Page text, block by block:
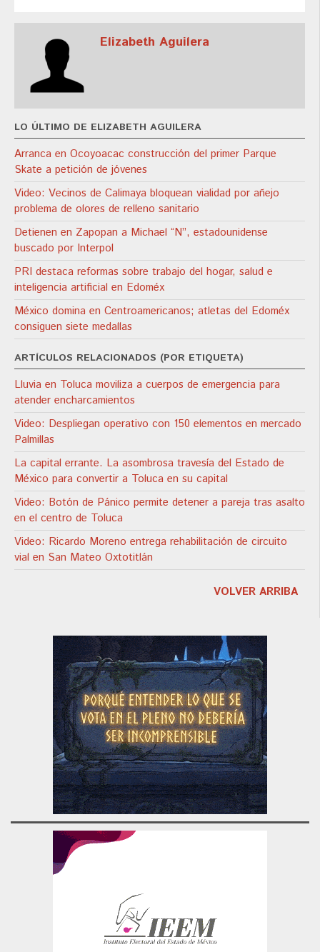
Elizabeth Aguilera
LO ÚLTIMO DE ELIZABETH AGUILERA
Arranca en Ocoyoacac construcción del primer Parque
Skate a petición de jóvenes
Video: Vecinos de Calimaya bloquean vialidad por añejo
problema de olores de relleno sanitario
Detienen en Zapopan a Michael “N”, estadounidense
buscado por Interpol
PRI destaca reformas sobre trabajo del hogar, salud e
inteligencia artificial en Edoméx
México domina en Centroamericanos; atletas del Edoméx
consiguen siete medallas
ARTÍCULOS RELACIONADOS (POR ETIQUETA)
Lluvia en Toluca moviliza a cuerpos de emergencia para
atender encharcamientos
Video: Despliegan operativo con 150 elementos en mercado
Palmillas
La capital errante. La asombrosa travesía del Estado de
México para convertir a Toluca en su capital
Video: Botón de Pánico permite detener a pareja tras asalto
en el centro de Toluca
Video: Ricardo Moreno entrega rehabilitación de circuito
vial en San Mateo Oxtotitlán
VOLVER ARRIBA